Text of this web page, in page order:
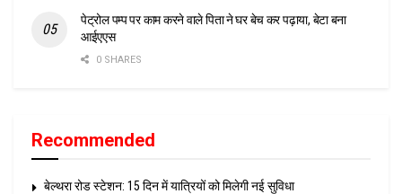
पेट्रोल पम्प पर काम करने वाले पिता ने घर बेच कर पढ़ाया, बेटा बना
आईएएस
0 SHARES
Recommended
बेल्थरा रोड स्टेशन: 15 दिन में यात्रियों को मिलेगी नई सुविधा